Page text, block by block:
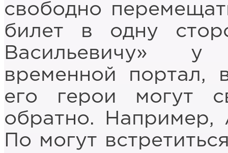
свободно
билет в одну
Васильевичу» у
временной портал,
его герои могут
обратно.
По могут